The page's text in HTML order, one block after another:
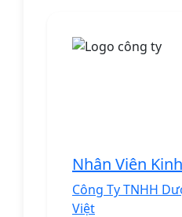
Nhân Viên
Công Ty TNHH
Việt